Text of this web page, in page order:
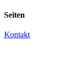
Mail
Seiten
Kontakt